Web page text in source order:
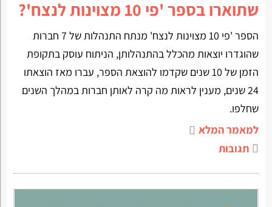
שתוארו בספר 'פי 10 מצוינות לנצח'?
הספר 'פי 10 מצוינות לנצח' מנתח התנהלות של 7 חברות
שהוגדרו יוצאות מהכלל בהתנהלותן, הניתוח עוסק בתקופת
הזמן של 10 שנים שקדמו להוצאת הספר, עברו מאז הוצאתו
24 שנים, מענין לראות מה קרה לאותן חברות במהלך השנים
שחלפו.
למאמר המלא
תגובות